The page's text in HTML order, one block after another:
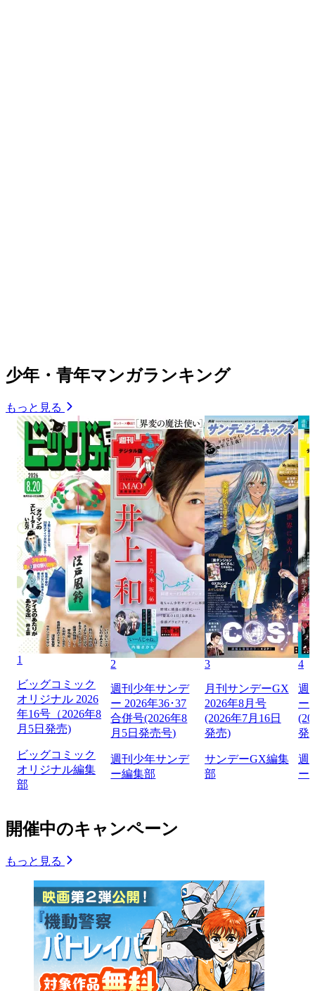
少年・青年マンガランキング
もっと見る
1
ビッグコミック
オリジナル 2026
年16号（2026年8
月5日発売)
ビッグコミック
オリジナル編集
部
2
週刊少年サンデ
ー 2026年36･37
合併号(2026年8
月5日発売号)
週刊少年サンデ
ー編集部
3
月刊サンデーGX
2026年8月号
(2026年7月16日
発売)
サンデーGX編集
部
4
週
ー
発
週
ー
開催中のキャンペーン
もっと見る